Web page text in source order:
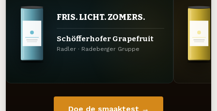
FRIS. LICHT. ZOMERS.
Schöfferhofer Grapefruit
Radler · Radeberger Gruppe
Doe de smaaktest →